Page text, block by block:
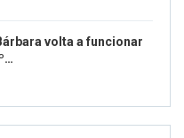
volta a funcionar